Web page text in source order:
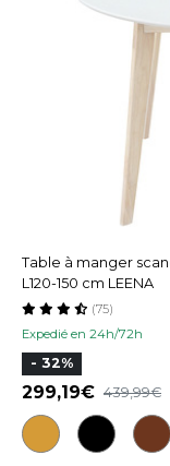
Table à manger
L120-150 cm LEENA
Expedié en 24h/72h
(75)
- 32%
299,19 439,99